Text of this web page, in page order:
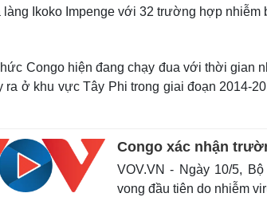
làng Ikoko Impenge với 32 trường hợp
Congo hiện đang chạy đua với thời gian
ra ở khu vực Tây Phi trong giai đoạn 2014-
Congo xác nhận
VOV.VN - Ngày 10/5,
vong đầu tiên do nhiễm